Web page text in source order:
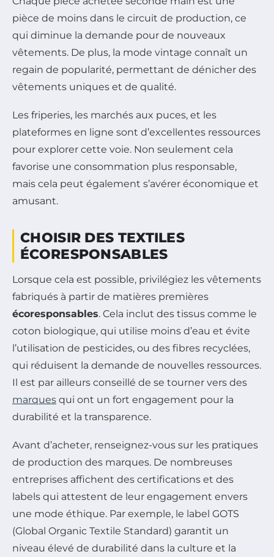
pièce de moins dans le circuit de production, ce
qui diminue la demande pour de nouveaux
vêtements. De plus, la mode vintage connaît un
regain de popularité, permettant de dénicher des
vêtements uniques et de qualité.
Les friperies, les marchés aux puces, et les
plateformes en ligne sont d’excellentes ressources
pour explorer cette voie. Non seulement cela
favorise une consommation plus responsable,
mais cela peut également s’avérer économique et
amusant.
CHOISIR DES TEXTILES
ÉCORESPONSABLES
Lorsque cela est possible, privilégiez les vêtements
fabriqués à partir de matières premières
écoresponsables. Cela inclut des tissus comme le
coton biologique, qui utilise moins d’eau et évite
l’utilisation de pesticides, ou des fibres recyclées,
qui réduisent la demande de nouvelles ressources.
Il est par ailleurs conseillé de se tourner vers des
marques qui ont un fort engagement pour la
durabilité et la transparence.
Avant d’acheter, renseignez-vous sur les pratiques
de production des marques. De nombreuses
entreprises affichent des certifications et des
labels qui attestent de leur engagement envers
une mode éthique. Par exemple, le label GOTS
(Global Organic Textile Standard) garantit un
niveau élevé de durabilité dans la culture et la